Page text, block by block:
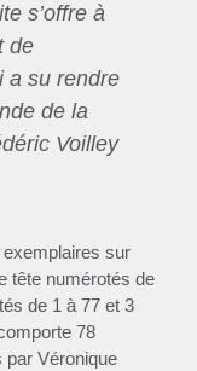
s’offre à
de
a su rendre
de la
Voilley
exemplaires sur
tête numérotés de
de 1 à 77 et 3
78
par Véronique